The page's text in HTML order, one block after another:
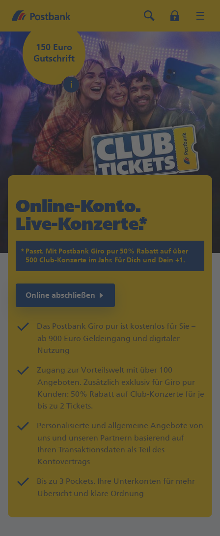
150 Euro
Gutschrift
Online-Konto.
Live-Konzerte.
Passt. Mit Postbank Giro pur 50% Rabatt auf über
500 Club-Konzerte im Jahr. Für Dich und Dein +1.
Online abschließen
Das Postbank Giro pur ist kostenlos für Sie –
ab 900 Euro Geldeingang und digitaler
Nutzung
Zugang zur Vorteilswelt mit über 100
Angeboten. Zusätzlich exklusiv für Giro pur
Kunden: 50% Rabatt auf Club-Konzerte für je
bis zu 2 Tickets.
Personalisierte und allgemeine Angebote von
uns und unseren Partnern basierend auf
Ihren Transaktionsdaten als Teil des
Kontovertrags
Bis zu 3 Pockets. Ihre Unterkonten für mehr
Übersicht und klare Ordnung